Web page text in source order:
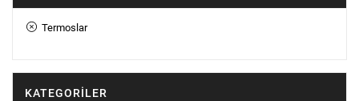
Termoslar
KATEGORILER